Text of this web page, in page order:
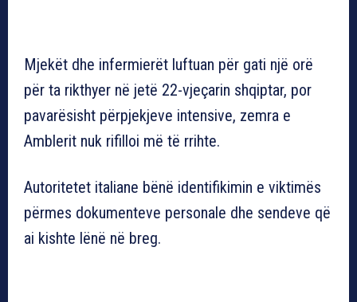
Mjekët dhe infermierët luftuan për gati një orë
për ta rikthyer në jetë 22-vjeçarin shqiptar, por
pavarësisht përpjekjeve intensive, zemra e
Amblerit nuk rifilloi më të rrihte.
Autoritetet italiane bënë identifikimin e viktimës
përmes dokumenteve personale dhe sendeve që
ai kishte lënë në breg.